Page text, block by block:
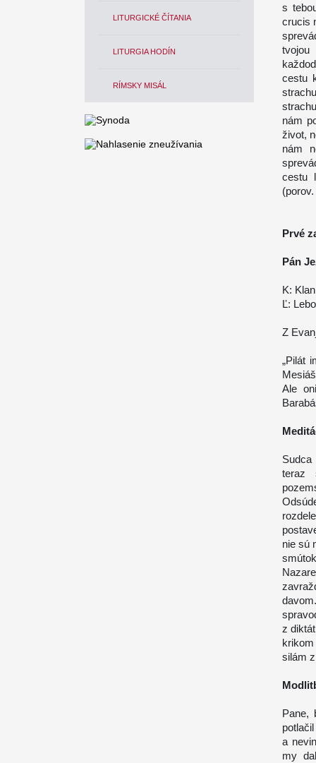
LITURGICKÉ ČÍTANIA
LITURGIA HODÍN
RÍMSKY MISÁL
s
crucis
cestu
nám
život,
nám
cestu
Prvé
Pán
K:
Ľ:
Z
„Pilát
Ale
teraz
nie sú
z
silám
Pane,
a
my